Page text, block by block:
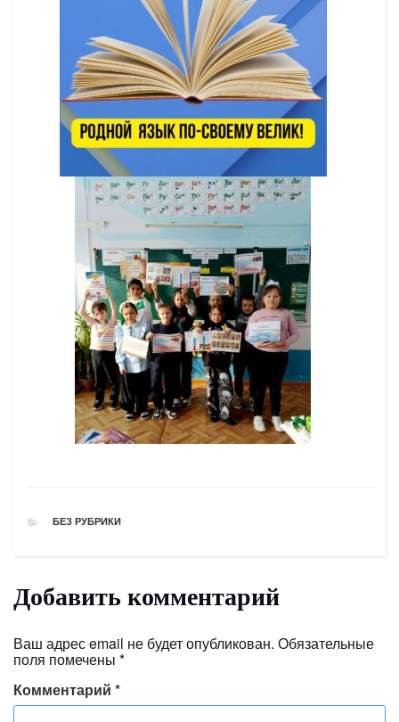
РУБРИКИ
БЕЗ РУБРИКИ
Добавить комментарий
Ваш адрес email не будет опубликован. Обязательные
поля помечены *
Комментарий *